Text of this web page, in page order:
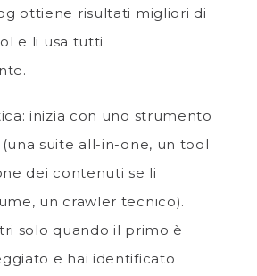
ottiene risultati migliori di
e li usa tutti
inizia con uno strumento
suite all-in-one, un tool
dei contenuti se li
un crawler tecnico).
solo quando il primo è
e hai identificato